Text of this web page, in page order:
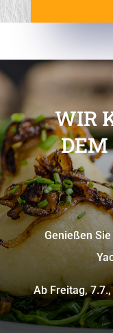
WIR
Genießen
Ab Freitag,